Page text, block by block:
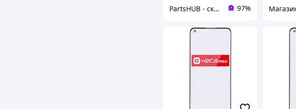
PartsHUB - склад запчастей для мобильных телефонов и планшетов в Харькове 97%